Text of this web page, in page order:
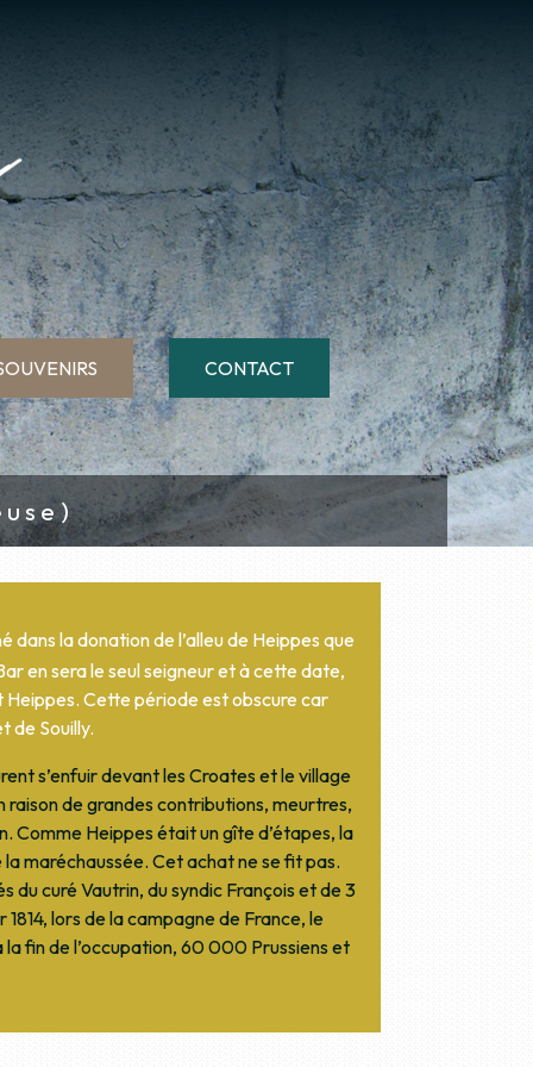
CONTACT
dans la donation de l’alleu de Heippes que
en sera le seul seigneur et à cette date,
Heippes. Cette période est obscure car
de Souilly.
s’enfuir devant les Croates et le village
raison de grandes contributions, meurtres,
Comme Heippes était un gîte d’étapes, la
maréchaussée. Cet achat ne se fit pas.
du curé Vautrin, du syndic François et de 3
lors de la campagne de France, le
fin de l’occupation, 60 000 Prussiens et